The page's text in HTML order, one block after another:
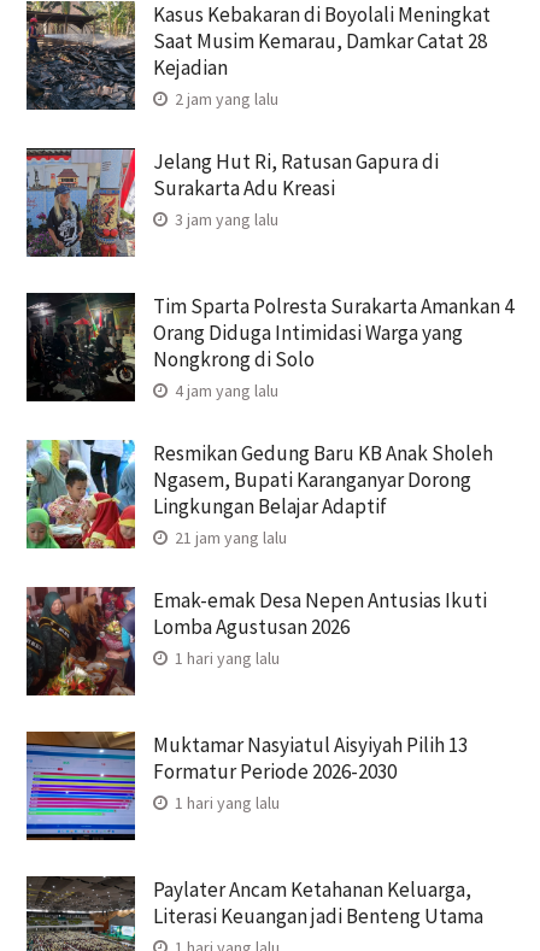
Kasus Kebakaran di Boyolali Meningkat
Saat Musim Kemarau, Damkar Catat 28
Kejadian
2 jam yang lalu
Jelang Hut Ri, Ratusan Gapura di
Surakarta Adu Kreasi
3 jam yang lalu
Tim Sparta Polresta Surakarta Amankan 4
Orang Diduga Intimidasi Warga yang
Nongkrong di Solo
4 jam yang lalu
Resmikan Gedung Baru KB Anak Sholeh
Ngasem, Bupati Karanganyar Dorong
Lingkungan Belajar Adaptif
21 jam yang lalu
Emak-emak Desa Nepen Antusias Ikuti
Lomba Agustusan 2026
1 hari yang lalu
Muktamar Nasyiatul Aisyiyah Pilih 13
Formatur Periode 2026-2030
1 hari yang lalu
Paylater Ancam Ketahanan Keluarga,
Literasi Keuangan jadi Benteng Utama